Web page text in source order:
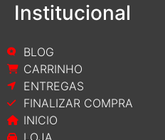
Institucional
BLOG
CARRINHO
ENTREGAS
FINALIZAR COMPRA
INICIO